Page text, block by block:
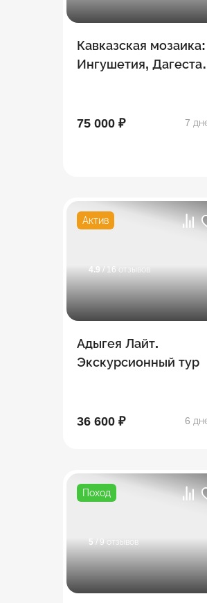
Кавказская мозаика:
Ингушетия,
75 000 ₽
7
Актив
4.9 / 16 отзывов
Адыгея Лайт.
Экскурсионный тур
36 600 ₽ 6
Поход
5 / 9 отзывов